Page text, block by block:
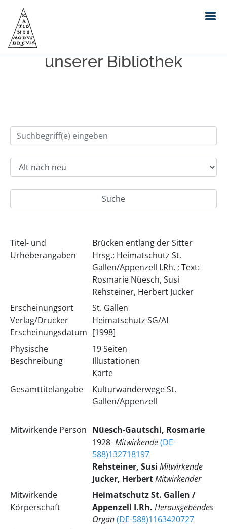
Einfache Suche im Bestand
unserer Bibliothek
Titel- und
Urheberangaben
Brücken entlang der Sitter
Hrsg.: Heimatschutz St.
Gallen/Appenzell I.Rh. ; Text:
Rosmarie Nüesch, Susi
Rehsteiner, Herbert Jucker
Erscheinungsort
Verlag/Drucker
Erscheinungsdatum
St. Gallen
Heimatschutz SG/AI
[1998]
Physische
Beschreibung
19 Seiten
Illustationen
Karte
Gesamttitelangabe
Kulturwanderwege St.
Gallen/Appenzell
Mitwirkende Person Nüesch-Gautschi, Rosmarie
1928-Mitwirkende(DE-
588)132718197
Rehsteiner, Susi Mitwirkende
Jucker, HerbertMitwirkender
Mitwirkende
Körperschaft
Heimatschutz St. Gallen /
Appenzell I.Rh. Herausgebendes
Organ(DE-588)1163420727